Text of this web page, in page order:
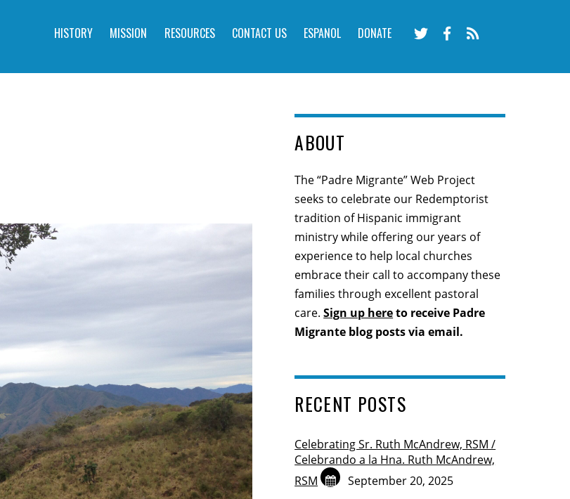
HISTORY MISSION RESOURCES CONTACT US ESPANOL DONATE
ABOUT
The “Padre Migrante” Web Project
seeks to celebrate our Redemptorist
tradition of Hispanic immigrant
ministry while offering our years of
experience to help local churches
embrace their call to accompany these
families through excellent pastoral
care. Sign up hereto receive Padre
Migrante blog posts via email.
RECENT POSTS
Celebrating Sr. Ruth McAndrew, RSM /
Celebrando a la Hna. Ruth McAndrew,
RSM
September 20, 2025